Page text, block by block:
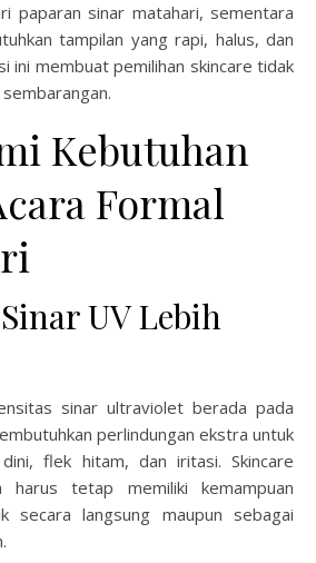
paparan sinar matahari, sementara
tampilan yang rapi, halus, dan
ini membuat pemilihan skincare tidak
Kebutuhan
Formal
UV Lebih
sinar ultraviolet berada pada
perlindungan ekstra untuk
flek hitam, dan iritasi. Skincare
harus tetap memiliki kemampuan
secara langsung maupun sebagai